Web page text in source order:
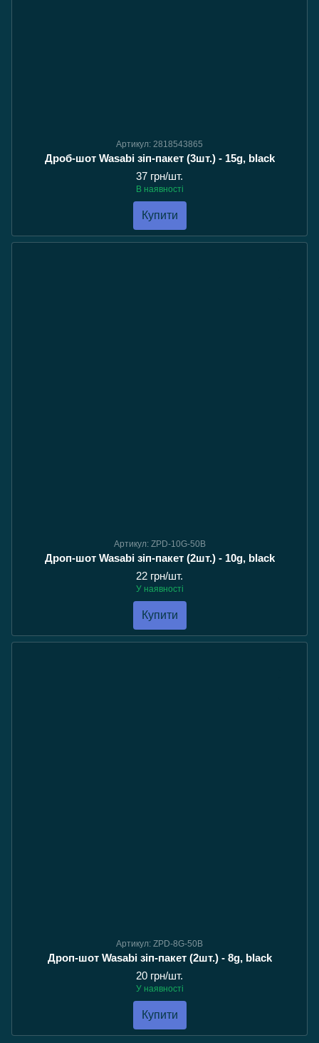
Артикул: 2818543865
Дроб-шот Wasabi зіп-пакет (3шт.) - 15g, black
37 грн/шт.
В наявності
Купити
Артикул: ZPD-10G-50B
Дроп-шот Wasabi зіп-пакет (2шт.) - 10g, black
22 грн/шт.
У наявності
Купити
Артикул: ZPD-8G-50B
Дроп-шот Wasabi зіп-пакет (2шт.) - 8g, black
20 грн/шт.
У наявності
Купити